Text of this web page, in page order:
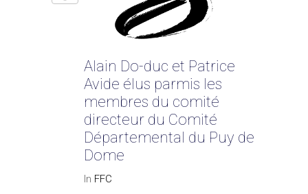
Alain Do-duc et Patrice
Avide élus parmis les
membres du comité
directeur du Comité
Départemental du Puy de
Dome
In FFC